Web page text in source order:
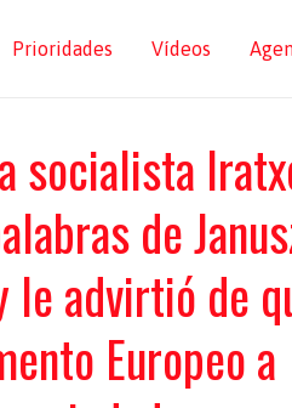
Prioridades Vídeos
socialista
de
le advirtió de
Europeo a